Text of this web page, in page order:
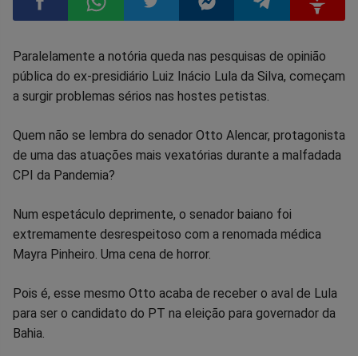
Compartilhar
no
Facebook
Compartilhar
no
Whatsapp
Compartilhar
no
Twitter
Compartilhar
no
Messenger
Compartilhar
no
TelegramGettr
Paralelamente a notória queda nas pesquisas de opinião
pública do ex-presidiário Luiz Inácio Lula da Silva, começam
a surgir problemas sérios nas hostes petistas.
Quem não se lembra do senador Otto Alencar, protagonista
de uma das atuações mais vexatórias durante a malfadada
CPI da Pandemia?
Num espetáculo deprimente, o senador baiano foi
extremamente desrespeitoso com a renomada médica
Mayra Pinheiro. Uma cena de horror.
Pois é, esse mesmo Otto acaba de receber o aval de Lula
para ser o candidato do PT na eleição para governador da
Bahia.